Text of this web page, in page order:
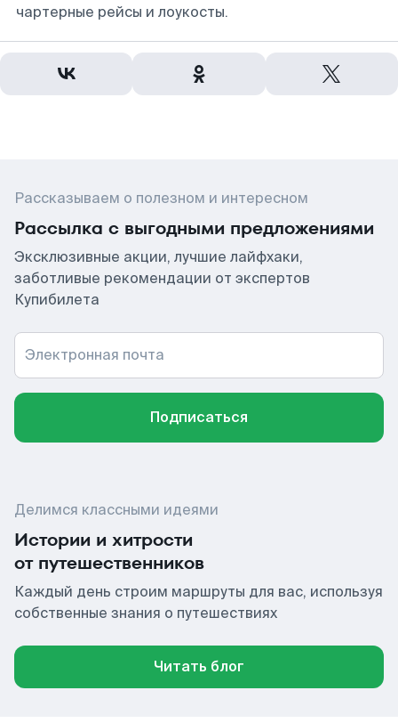
чартерные рейсы и лоукосты.
Рассказываем о полезном и интересном
Рассылка с выгодными предложениями
Эксклюзивные акции, лучшие лайфхаки,
заботливые рекомендации от экспертов
Купибилета
Электронная почта
Подписаться
Делимся классными идеями
Истории и хитрости
от путешественников
Каждый день строим маршруты для вас, используя
собственные знания о путешествиях
Читать блог